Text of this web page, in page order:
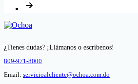
¿Tienes dudas? ¡Llámanos o escríbenos!
809-971-8000
Email: servicioalcliente@ochoa.com.do